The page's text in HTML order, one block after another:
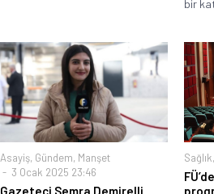
bir
Asayiş, Gündem, Manşet
3 Ocak 2025 23:46
Gazeteci Semra Demirelli
Sağlık,